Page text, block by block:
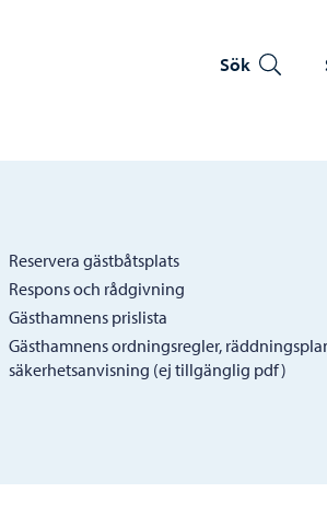
Sök
Reservera gästbåtsplats
Respons och rådgivning
Gästhamnens prislista
Gästhamnens ordningsregler,
säkerhetsanvisning (ej tillgänglig pdf)